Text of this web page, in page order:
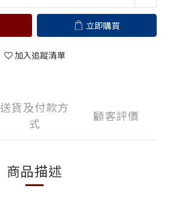
立即購買
加入追蹤清單
送貨及付款方
式
顧客評價
商品描述